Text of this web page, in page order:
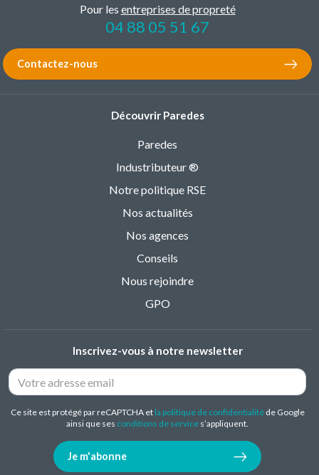
Pour les entreprises de propreté
04 88 05 51 67
Contactez-nous
Découvrir Paredes
Paredes
Industributeur ®
Notre politique RSE
Nos actualités
Nos agences
Conseils
Nous rejoindre
GPO
Inscrivez-vous à notre newsletter
Ce site est protégé par reCAPTCHA et la politique de confidentialitéde Google
ainsi que ses conditions de service s’appliquent.
Je m'abonne